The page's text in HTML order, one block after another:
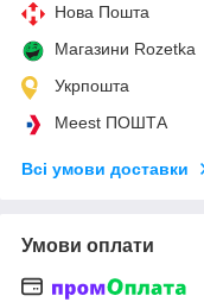
Нова Пошта
Магазини Rozetka
Укрпошта
Meest ПОШТА
Всі умови доставки
Умови оплати